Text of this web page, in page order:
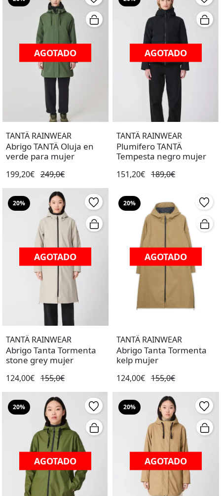
AGOTADO
TANTÄ RAINWEAR
Abrigo TANTÄ Oluja en
verde para mujer
199,20€ 249,0€
AGOTADO
TANTÄ RAINWEAR
Plumifero TANTÄ
Tempesta negro mujer
151,20€ 189,0€
20%
AGOTADO
TANTÄ RAINWEAR
Abrigo Tanta Tormenta
stone grey mujer
124,00€ 155,0€
20%
AGOTADO
TANTÄ RAINWEAR
Abrigo Tanta Tormenta
kelp mujer
124,00€ 155,0€
20%
AGOTADO
20%
AGOTADO